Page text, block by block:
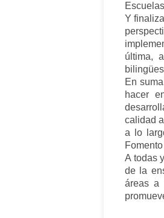
Y
última,
En
hacer
calidad
a lo
A todas
de la
áreas a